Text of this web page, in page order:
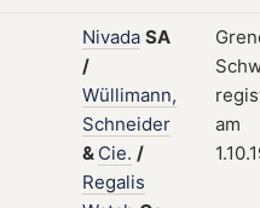
Nivada SA
/
Wüllimann,
Schneider
& Cie. /
Regalis
am